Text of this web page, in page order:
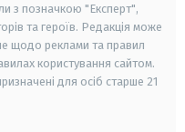
з позначкою "Експерт",
та героїв. Редакція може
щодо реклами та правил
користування сайтом.
для осіб старше 21